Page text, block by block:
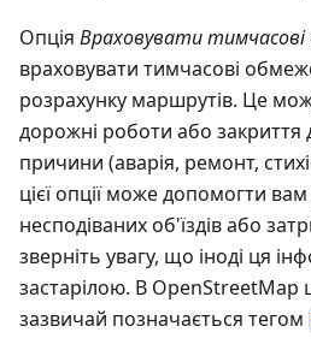
Опція Враховувати
враховувати тимчасові
розрахунку маршрутів. Це
дорожні роботи або закриття
причини (аварія, ремонт,
цієї опції може допомогти
несподіваних об'їздів або
зверніть увагу, що іноді ця
застарілою. В OpenStreetMap
зазвичай позначається тегом